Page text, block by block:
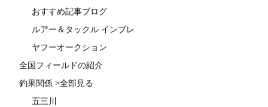
おすすめ記事ブログ
ルアー＆タックル インプレ
ヤフーオークション
全国フィールドの紹介
釣果関係 >全部見る
五三川